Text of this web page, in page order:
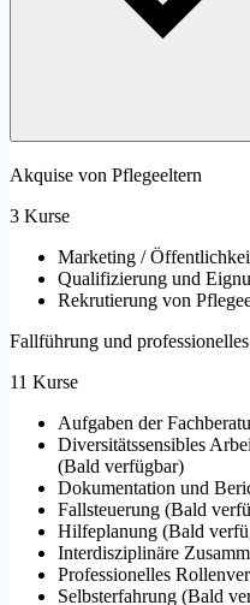
Akquise von Pflegeeltern
3 Kurse
Marketing /
Qualifizierung und
Rekrutierung von
Fallführung und
11 Kurse
Aufgaben der
Diversitätssensibles
(Bald verfügbar)
Dokumentation und
Fallsteuerung (Bald
Hilfeplanung (Bald
Interdisziplinäre
Professionelles
Selbsterfahrung (Bald